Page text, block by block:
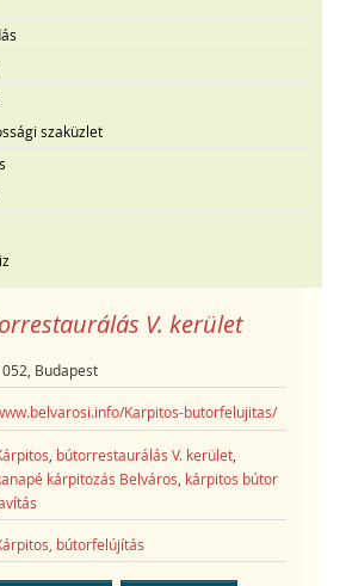
szaküzlet
V. kerület
Budapest
Karpitos-butorfelujitas/
bútorrestaurálás V. kerület
kárpitozás Belváros kárpitos bútor
bútorfelújítás